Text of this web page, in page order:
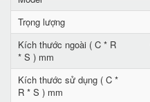
Trọng lượng
Kích thước ngoài ( C * R
* S ) mm
Kích thước sử dụng ( C *
R * S ) mm